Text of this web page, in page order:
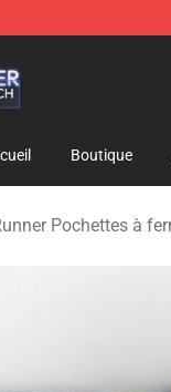
Boutique
Pochettes à